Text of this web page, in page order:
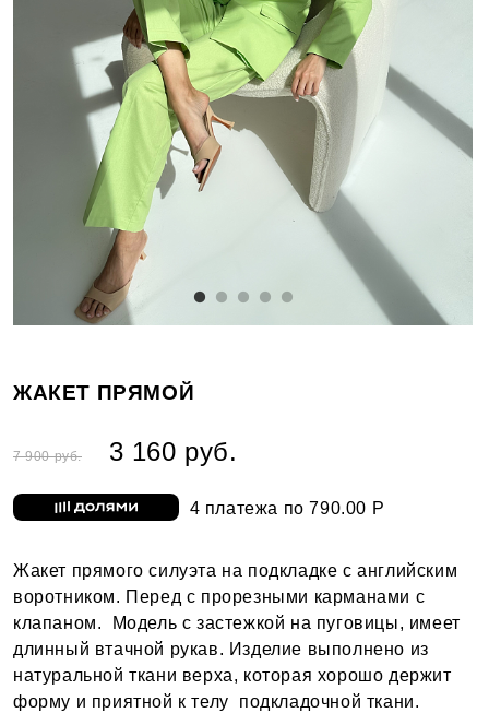
ЖАКЕТ ПРЯМОЙ
7 900 руб. 3 160 руб.
4 платежа по 790.00 Р
Жакет прямого силуэта на подкладке с английским
воротником. Перед с прорезными карманами с
клапаном. Модель с застежкой на пуговицы, имеет
длинный втачной рукав. Изделие выполнено из
натуральной ткани верха, которая хорошо держит
форму и приятной к телу подкладочной ткани.